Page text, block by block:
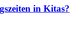
in Kitas?